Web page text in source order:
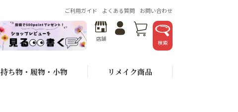
ご利用ガイド よくある質問 お問い合わせ
店舗
検索
持ち物・履物・小物 リメイク商品